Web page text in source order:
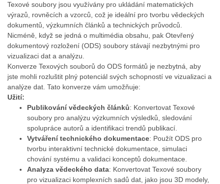
Texové soubory jsou využívány pro ukládání matematických
výrazů, rovněcích a vzorců, což je ideální pro tvorbu vědeckých
dokumentů, výzkumních článků a technických průvodců.
Nicméně, když se jedná o multimédia obsahu, pak Otevřený
dokumentový rozložení (ODS) soubory stávají nezbytnými pro
vizualizaci dat a analýzu.
Konverze Texových souborů do ODS formátů je nezbytná, aby
jste mohli rozluštit plný potenciál svých schopností ve vizualizaci a
analýze dat. Tato konverze vám umožňuje:
Užití:
Publikování vědeckých článků: Konvertovat Texové
soubory pro analýzu výzkumních výsledků, sledování
spolupráce autorů a identifikaci trendů publikací.
Vytváření technického dokumentace: Použít ODS pro
tvorbu interaktivní technické dokumentace, simulaci
chování systému a validaci konceptů dokumentace.
Analyza vědeckého data: Konvertovat Texové soubory
pro vizualizaci komplexních sadů dat, jako jsou 3D modely,